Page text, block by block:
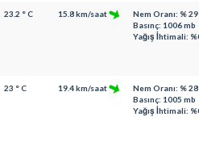
23.2 ° C 15.8 km/saat
Nem Oranı: % 29
Basınç: 1006 mb
Yağış İhtimali:
23 ° C 19.4 km/saat
Nem Oranı: % 28
Basınç: 1005 mb
Yağış İhtimali: